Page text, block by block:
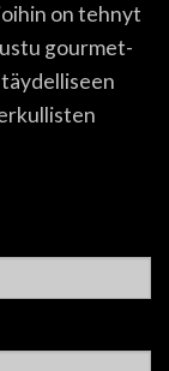
on tehnyt
gourmet-